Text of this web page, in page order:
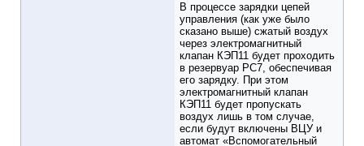
В процессе зарядки цепей
управления (как уже было
сказано выше) сжатый воздух
через электромагнитный
клапан КЭП11 будет проходить
в резервуар РС7, обеспечивая
его зарядку. При этом
электромагнитный клапан
КЭП11 будет пропускать
воздух лишь в том случае,
если будут включены ВЦУ и
автомат «Вспомогательный